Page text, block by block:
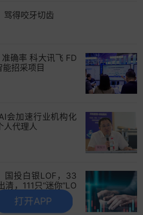
打开APP
益率在5%附近可能只会短暂停
神奇数字，过去一两周我对全球
通胀环境下
将“极易导致收益
App看更多精彩内容
骂得咬牙切齿
确率 科大讯飞 FD
招采项目
会加速行业机构化
人代理人
国投白银LOF，33
清，111只“迷你”LO